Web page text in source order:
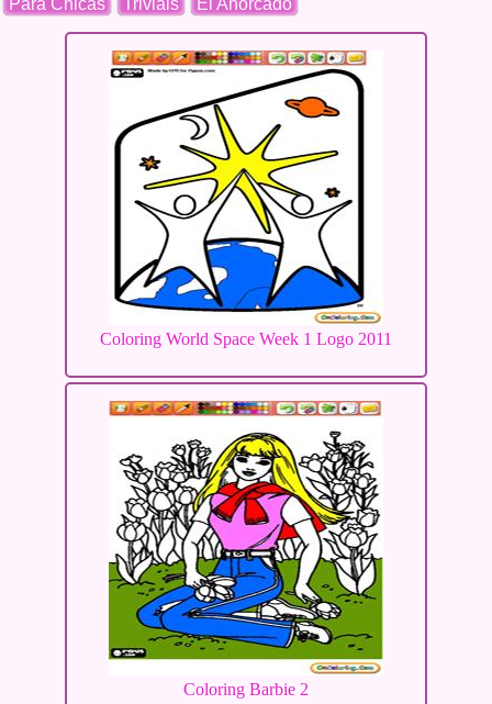
Para Chicas
Trivials El Ahorcado
Coloring World Space Week 1 Logo 2011
Coloring Barbie 2